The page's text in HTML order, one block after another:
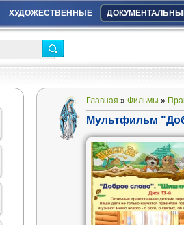
ХУДОЖЕСТВЕННЫЕ
Главная » Фильмы »
Мультфильм